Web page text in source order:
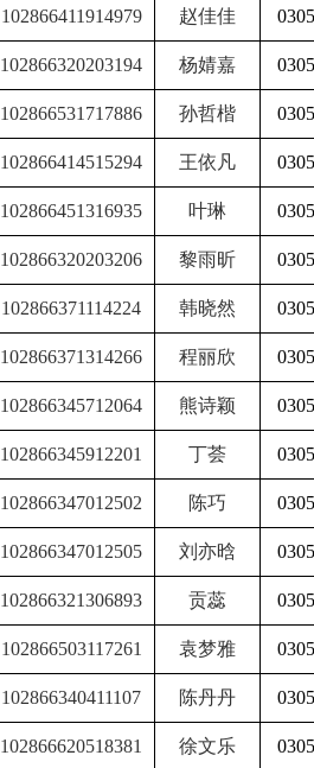
102866411914979 赵佳佳
102866320203194 杨婧嘉
102866531717886 孙哲楷
102866414515294 王依凡
102866451316935 叶琳
102866320203206 黎雨昕
102866371114224 韩晓然
102866371314266 程丽欣
102866345712064 熊诗颖
102866345912201 丁荟
102866347012502 陈巧
102866347012505 刘亦晗
102866321306893 贡蕊
102866503117261 袁梦雅
102866340411107 陈丹丹
102866620518381 徐文乐